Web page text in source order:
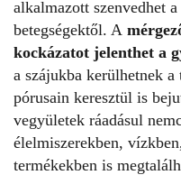
alkalmazott szenvedhet
betegségektől. A
kockázatot jelenthet a
a szájukba kerülhetnek
pórusain keresztül is
vegyületek ráadásul
élelmiszerekben,
termékekben is